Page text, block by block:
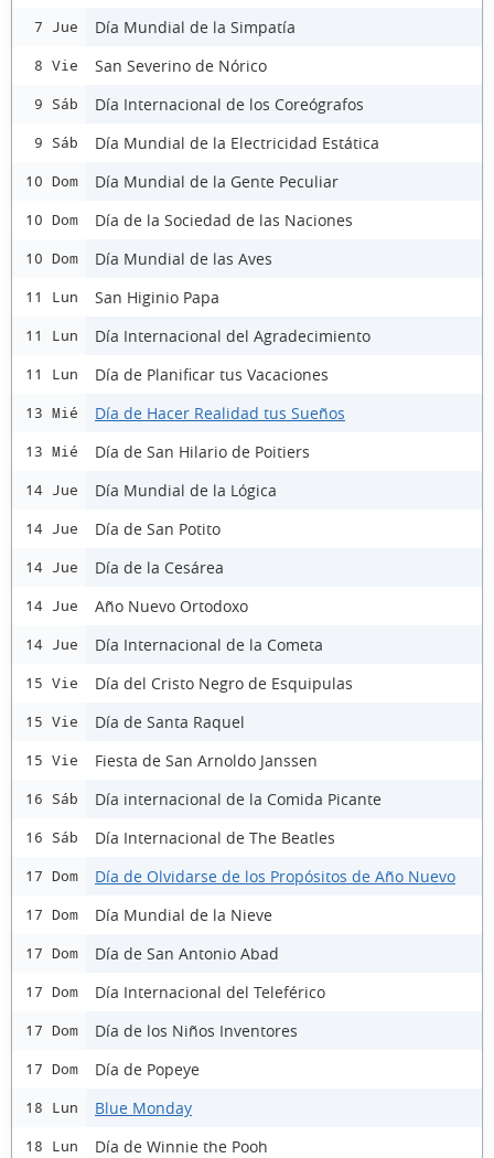
7 Jue Día Mundial de la Simpatía
8 Vie San Severino de Nórico
9 Sáb Día Internacional de los Coreógrafos
9 Sáb Día Mundial de la Electricidad Estática
10 Dom Día Mundial de la Gente Peculiar
10 Dom Día de la Sociedad de las Naciones
10 Dom Día Mundial de las Aves
11 Lun San Higinio Papa
11 Lun Día Internacional del Agradecimiento
11 Lun Día de Planificar tus Vacaciones
13 Mié Día de Hacer Realidad tus Sueños
13 Mié Día de San Hilario de Poitiers
14 Jue Día Mundial de la Lógica
14 Jue Día de San Potito
14 Jue Día de la Cesárea
14 Jue Año Nuevo Ortodoxo
14 Jue Día Internacional de la Cometa
15 Vie Día del Cristo Negro de Esquipulas
15 Vie Día de Santa Raquel
15 Vie Fiesta de San Arnoldo Janssen
16 Sáb Día internacional de la Comida Picante
16 Sáb Día Internacional de The Beatles
17 Dom Día de Olvidarse de los Propósitos de Año Nuevo
17 Dom Día Mundial de la Nieve
17 Dom Día de San Antonio Abad
17 Dom Día Internacional del Teleférico
17 Dom Día de los Niños Inventores
17 Dom Día de Popeye
18 Lun Blue Monday
18 Lun Día de Winnie the Pooh